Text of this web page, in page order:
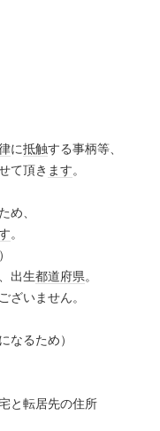
に抵触する事柄等、
て頂き ます。
め、
。
、出生都道府県。
ございません。
になるため）
と転居先の住所